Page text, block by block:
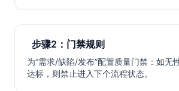
步骤2：门禁规则
为“需求/缺陷/发布”配置质量门禁：如无
达标，则禁止进入下个流程状态。